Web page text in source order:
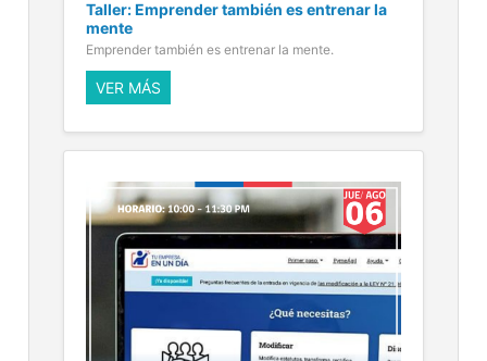
Taller: Emprender también es entrenar la
mente
Emprender también es entrenar la mente.
VER MÁS